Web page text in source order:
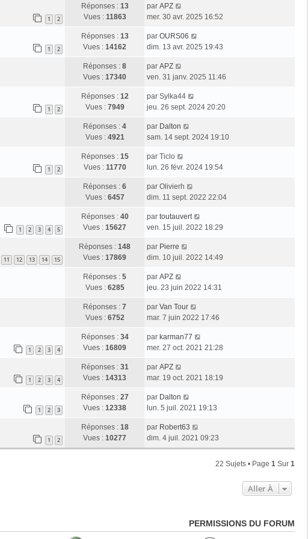
1 2
Réponses : 13
Vues : 11863
par APZ
mer. 30 avr. 2025 16:52
1 2
Réponses : 13
Vues : 14162
par OURS06
dim. 13 avr. 2025 19:43
Réponses : 8
Vues : 17340
par APZ
ven. 31 janv. 2025 11:46
1 2
Réponses : 12
Vues : 7949
par Sylka44
jeu. 26 sept. 2024 20:20
Réponses : 4
Vues : 4921
par Dalton
sam. 14 sept. 2024 19:10
1 2
Réponses : 15
Vues : 11770
par Ticlo
lun. 26 févr. 2024 19:54
Réponses : 6
Vues : 6457
par Olivierh
dim. 11 sept. 2022 22:04
1 2 3 4 5
Réponses : 40
Vues : 15627
par toutauvert
ven. 15 juil. 2022 18:29
11 12 13 14 15
Réponses : 148
Vues : 17869
par Pierre
dim. 10 juil. 2022 14:49
Réponses : 5
Vues : 6285
par APZ
jeu. 23 juin 2022 14:31
Réponses : 7
Vues : 6752
par Van Tour
mar. 7 juin 2022 17:46
1 2 3 4
Réponses : 34
Vues : 16809
par karman77
mer. 27 oct. 2021 21:28
1 2 3 4
Réponses : 31
Vues : 14313
par APZ
mar. 19 oct. 2021 18:19
1 2 3
Réponses : 27
Vues : 12338
par Dalton
lun. 5 juil. 2021 19:13
1 2
Réponses : 18
Vues : 10277
par Robert63
dim. 4 juil. 2021 09:23
22 Sujets • Page 1 Sur 1
Aller À
PERMISSIONS DU FORUM